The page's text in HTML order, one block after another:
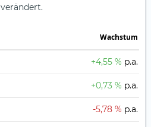
verändert.
Wachstum
+4,55 % p.a.
+0,73 % p.a.
-5,78 % p.a.